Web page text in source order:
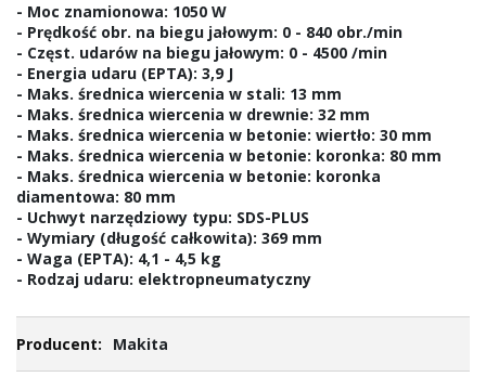
- Moc znamionowa: 1050 W
- Prędkość obr. na biegu jałowym: 0 - 840 obr./min
- Częst. udarów na biegu jałowym: 0 - 4500 /min
- Energia udaru (EPTA): 3,9 J
- Maks. średnica wiercenia w stali: 13 mm
- Maks. średnica wiercenia w drewnie: 32 mm
- Maks. średnica wiercenia w betonie: wiertło: 30 mm
- Maks. średnica wiercenia w betonie: koronka: 80 mm
- Maks. średnica wiercenia w betonie: koronka
diamentowa: 80 mm
- Uchwyt narzędziowy typu: SDS-PLUS
- Wymiary (długość całkowita): 369 mm
- Waga (EPTA): 4,1 - 4,5 kg
- Rodzaj udaru: elektropneumatyczny
Makita